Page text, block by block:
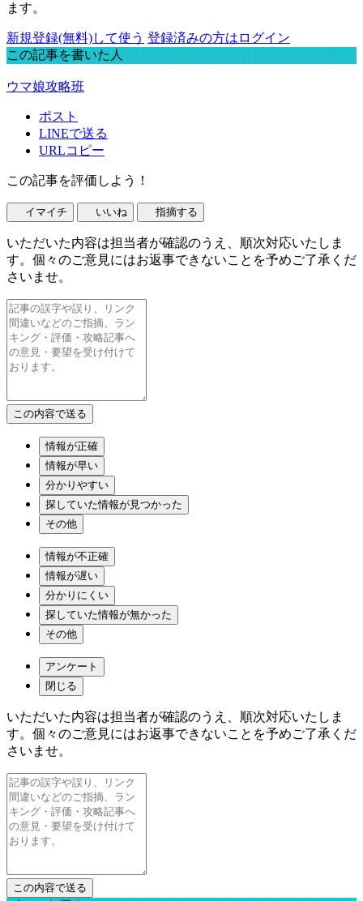
ます。
新規登録(無料)して使う 登録済みの方はログイン
この記事を書いた人
ウマ娘攻略班
ポスト
LINEで送る
URLコピー
この記事を評価しよう！
イマイチ いいね 指摘する
いただいた内容は担当者が確認のうえ、順次対応いたしま
す。個々のご意見にはお返事できないことを予めご了承くだ
さいませ。
情報が正確
情報が早い
分かりやすい
探していた情報が見つかった
その他
情報が不正確
情報が遅い
分かりにくい
探していた情報が無かった
その他
アンケート
閉じる
いただいた内容は担当者が確認のうえ、順次対応いたしま
す。個々のご意見にはお返事できないことを予めご了承くだ
さいませ。